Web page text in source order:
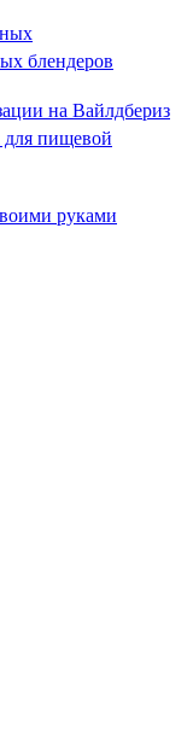
блендеров
на Вайлдбериз
пищевой
руками